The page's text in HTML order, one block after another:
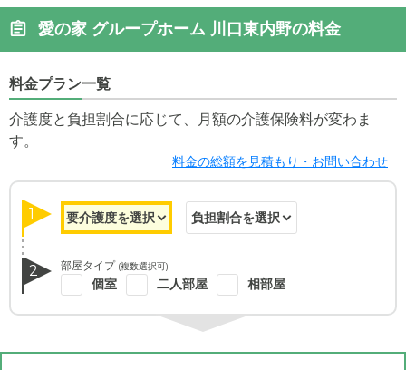
愛の家 グループホーム 川口東内野の料金
料金プラン一覧
介護度と負担割合に応じて、月額の介護保険料が変わま
す。
料金の総額を見積もり・お問い合わせ
1
2 部屋タイプ (複数選択可)
個室 二人部屋 相部屋